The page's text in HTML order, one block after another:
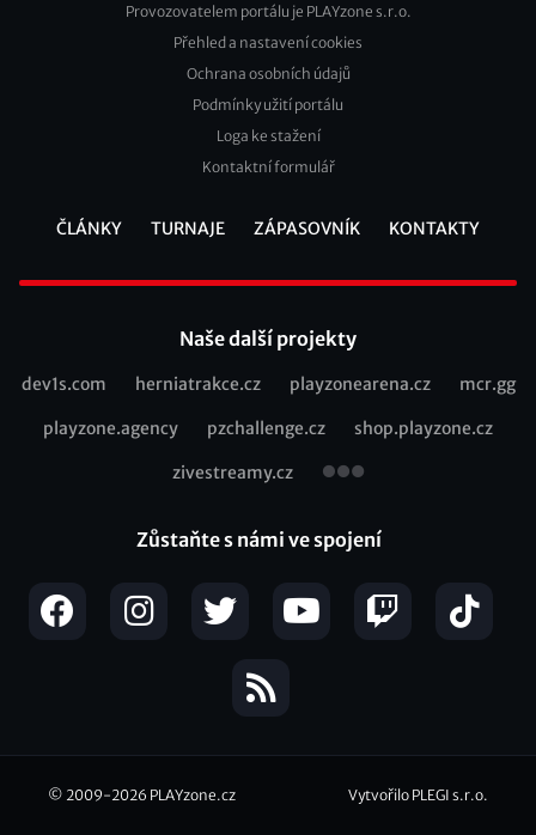
Footer
Provozovatelem portálu je PLAYzone s.r.o.
Přehled a nastavení cookies
Ochrana osobních údajů
Podmínky užití portálu
Loga ke stažení
Kontaktní formulář
ČLÁNKY TURNAJE ZÁPASOVNÍK KONTAKTY
Naše další projekty
Recommended
dev1s.com herniatrakce.cz playzonearena.cz mcr.gg
playzone.agency pzchallenge.cz shop.playzone.cz
zivestreamy.cz
Zůstaňte s námi ve spojení
© 2009-2026 PLAYzone.cz Vytvořilo PLEGI s.r.o.